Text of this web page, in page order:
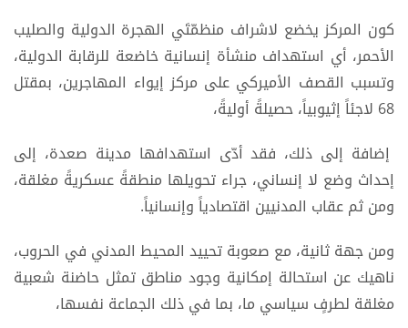
كون المركز يخضع لاشراف منظمّتَي الهجرة الدولية والصليب
الأحمر، أي استهداف منشأة إنسانية خاضعة للرقابة الدولية،
وتسبب القصف الأميركي على مركز إيواء المهاجرين، بمقتل
68 لاجئاً إثيوبياً، حصيلةً أوليةً،
إضافة إلى ذلك، فقد أدّى استهدافها مدينة صعدة، إلى
إحداث وضع لا إنساني، جراء تحويلها منطقةً عسكريةً مغلقة،
ومن ثم عقاب المدنيين اقتصادياً وإنسانياً.
ومن جهة ثانية، مع صعوبة تحييد المحيط المدني في الحروب،
ناهيك عن استحالة إمكانية وجود مناطق تمثل حاضنة شعبية
مغلقة لطرفٍ سياسي ما، بما في ذلك الجماعة نفسها،